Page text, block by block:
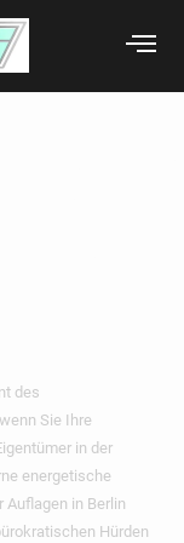
des
Sie Ihre
in der
energetische
in Berlin
Hürden